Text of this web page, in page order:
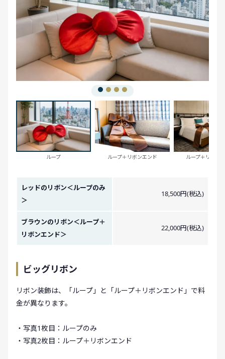
ループ ループ＋リボンエンド ループ＋リボン
金額イメージ
レッドのリボン＜ループのみ
＞
18,500円(税込)
ブラウンのリボン＜ループ＋
リボンエンド＞
22,000円(税込)
ビッグリボン
リボン装飾は、「ループ」と「ループ＋リボンエンド」で料
金が異なります。
・写真1枚目：ループのみ
・写真2枚目：ループ＋リボンエンド